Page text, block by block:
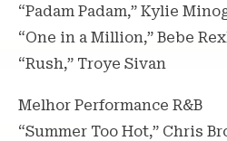
“Padam Padam,” Kylie
“One in a Million,” Bebe
“Rush,” Troye Sivan
Melhor Performance R&B
“Summer Too Hot,” Chris